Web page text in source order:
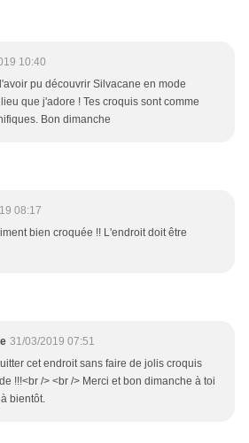
10:40
pu découvrir Silvacane en mode
que j'adore ! Tes croquis sont comme
Bon dimanche
08:17
bien croquée !! L'endroit doit être
31/03/2019 07:51
cet endroit sans faire de jolis croquis
!!!<br /> <br /> Merci et bon dimanche à toi
bientôt.